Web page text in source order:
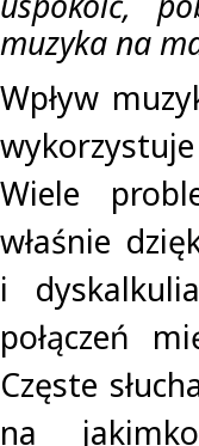
muzyka na
Wpływ
Wiele
właśnie
i
połączeń
Częste
na